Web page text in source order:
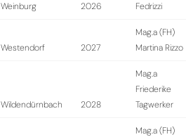
Weinburg 2026
Fedrizzi
Westendorf 2027
Mag.a (FH)
Martina Rizzo
Wildendürnbach 2028
Mag.a
Friederike
Tagwerker
Mag.a (FH)